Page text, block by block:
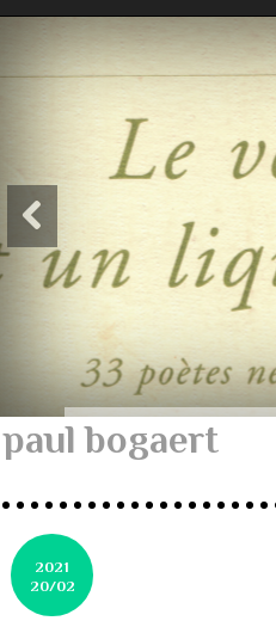
paul bogaert
2021
20/02